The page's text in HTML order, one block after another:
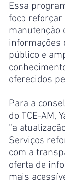
Essa
foco
manutenção
informações
público e
oferecidos
Para a
do TCE-AM,
“a
Serviços
com a
oferta de
mais